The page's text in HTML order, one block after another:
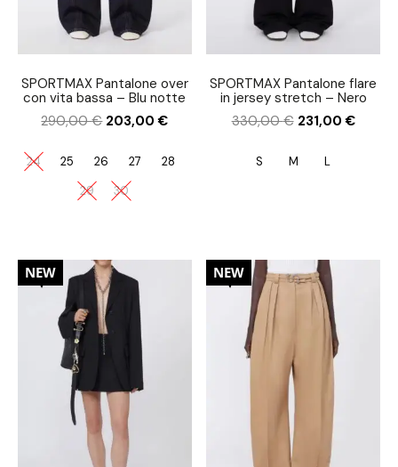
SPORTMAX Pantalone over
con vita bassa – Blu notte
290,00€ 203,00€
24 25 26 27
28
29
30
SPORTMAX Pantalone flare
in jersey stretch – Nero
330,00€ 231,00€
S M L
30%
NEW 30%
NEW